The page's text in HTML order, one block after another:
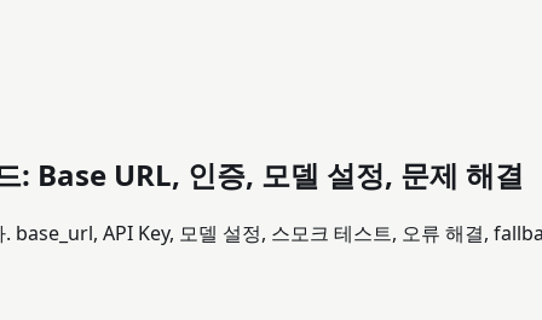
Base URL, 인증, 모델 설정, 문제 해결
API Key, 모델 설정, 스모크 테스트, 오류 해결,